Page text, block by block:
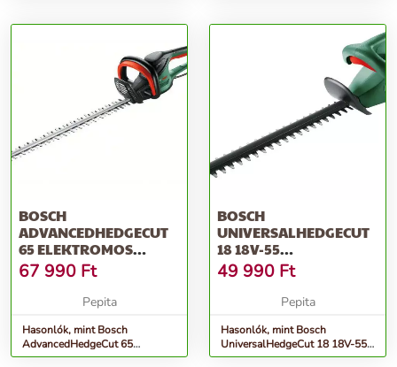
BOSCH
ADVANCEDHEDGECUT
65 ELEKTROMOS
SÖVÉNYVÁGÓ
(06008C0801)
67 990 Ft
Pepita
Hasonlók, mint Bosch
AdvancedHedgeCut 65
elektromos sövényvágó
BOSCH
UNIVERSALHEDGECUT
18 18V-55
AKKUMULÁTOROS
SÖVÉNYVÁGÓ, ZÖLD...
49 990 Ft
Pepita
Hasonlók, mint Bosch
UniversalHedgeCut 18 18V-55
akkumulátoros Sövényvágó,